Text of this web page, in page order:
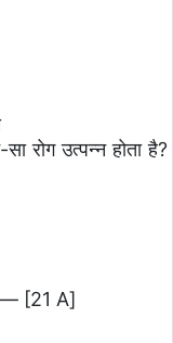
रोग उत्पन्न होता है?
[21 A]